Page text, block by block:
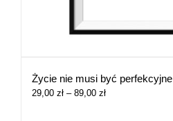
Życie nie musi być perfekcyjne
29,00 zł – 89,00 złZakres